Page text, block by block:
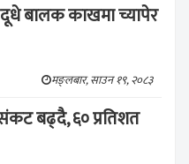
बालक काखमा च्यापेर
मङ्लबार, साउन १९, २०८३
बढ्दै, ६० प्रतिशत